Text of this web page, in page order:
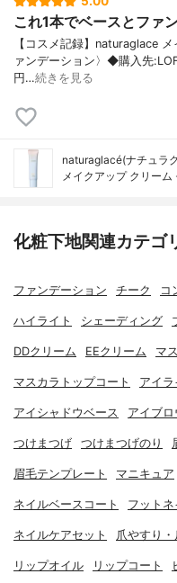
これ1本でベースとファ
【コスメ記録】naturaglace
ァンデーション〉◆購入先
円…続きを見る
naturaglacé(ナチュラ
メイクアップ クリーム
化粧下地関連カテゴ
ファンデーション チーク コ
ハイライト シェーディング
DDクリーム EEクリーム マ
マスカラトップコート アイラ
アイシャドウベース アイブロ
つけまつげ つけまつげのり
眉毛テンプレート マニキュア
ネイルベースコート フット
ネイルケアセット 爪やすり・
リップオイル リップコート